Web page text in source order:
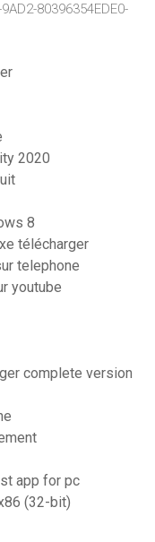
80396354EDE0-
2020
8
télécharger
telephone
youtube
complete version
app for pc
(32-bit)